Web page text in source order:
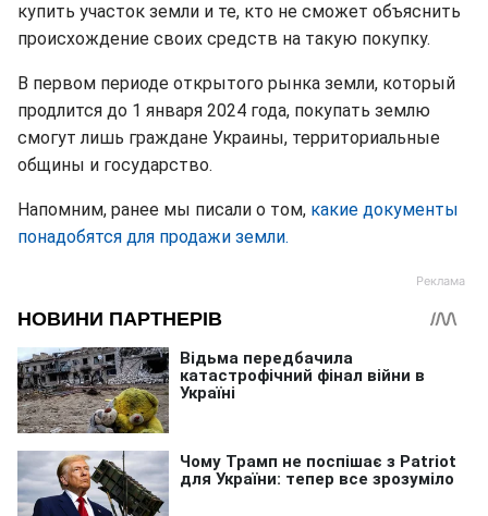
купить участок земли и те, кто не сможет объяснить
происхождение своих средств на такую покупку.
В первом периоде открытого рынка земли, который
продлится до 1 января 2024 года, покупать землю
смогут лишь граждане Украины, территориальные
общины и государство.
Напомним, ранее мы писали о том, какие документы
понадобятся для продажи земли.